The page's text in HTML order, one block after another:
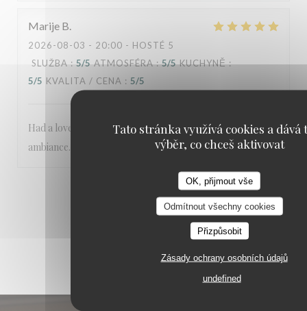
Tato stránka využívá cookies a dává
výběr, co chceš aktivovat
OK, přijmout vše
Odmítnout všechny cookies
Přizpůsobit
Zásady ochrany osobních údajů
undefined
Marije B
2026-08-03 - 20:00 - HOSTÉ 5
SLUŽBA : 5/5 ATMOSFÉRA: 5/5 KUCHYNĚ:
5/5 KVALITA / CENA : 5/5
Had a lovely dinner in this restaurant. Great food and
ambiance.
3